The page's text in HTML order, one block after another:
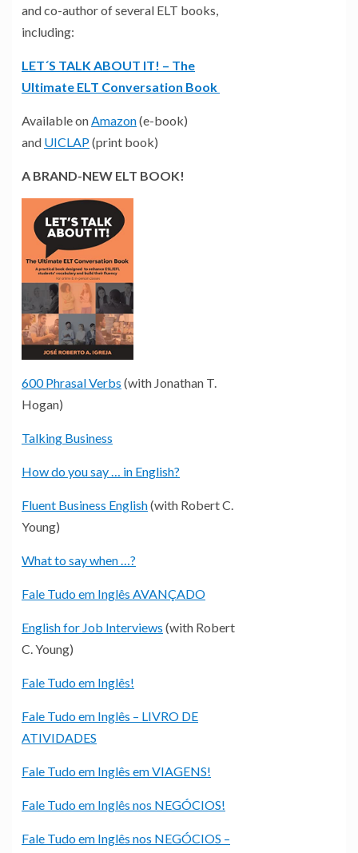
and co-author of several ELT books,
including:
LET´S TALK ABOUT IT! – The
Ultimate ELT Conversation Book
Available onAmazon(e-book)
and UICLAP(print book)
A BRAND-NEW ELT BOOK!
600 Phrasal Verbs (with Jonathan T.
Hogan)
Talking Business
How do you say … in English?
Fluent Business English(with Robert C.
Young)
What to say when …?
Fale Tudo em Inglês AVANÇADO
English for Job Interviews (with Robert
C. Young)
Fale Tudo em Inglês!
Fale Tudo em Inglês – LIVRO DE
ATIVIDADES
Fale Tudo em Inglês em VIAGENS!
Fale Tudo em Inglês nos NEGÓCIOS!
Fale Tudo em Inglês nos NEGÓCIOS –